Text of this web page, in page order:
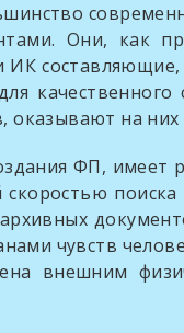
Они, как
ИК
оказывают на
ФП, имеет
чувств
внешним